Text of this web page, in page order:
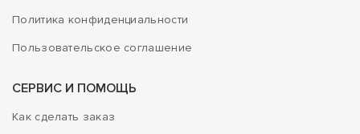
Политика конфиденциальности
Пользовательское соглашение
СЕРВИС И ПОМОЩЬ
Как сделать заказ